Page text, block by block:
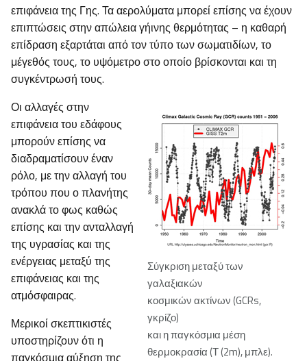
επιφάνεια της Γης. Τα αερολύματα μπορεί επίσης να έχουν
επιπτώσεις στην απώλεια γήινης θερμότητας – η καθαρή
επίδραση εξαρτάται από τον τύπο των σωματιδίων, το
μέγεθός τους, το υψόμετρο στο οποίο βρίσκονται και τη
συγκέντρωσή τους.
Σύγκριση μεταξύ των
γαλαξιακών
κοσμικών ακτίνων (GCRs,
γκρίζο)
και η παγκόσμια μέση
θερμοκρασία (Τ (2m), μπλε).
Οι αλλαγές στην
επιφάνεια του εδάφους
μπορούν επίσης να
διαδραματίσουν έναν
ρόλο, με την αλλαγή του
τρόπου που ο πλανήτης
ανακλά το φως καθώς
επίσης και την ανταλλαγή
της υγρασίας και της
ενέργειας μεταξύ της
επιφάνειας και της
ατμόσφαιρας.
Μερικοί σκεπτικιστές
υποστηρίζουν ότι η
παγκόσμια αύξηση της